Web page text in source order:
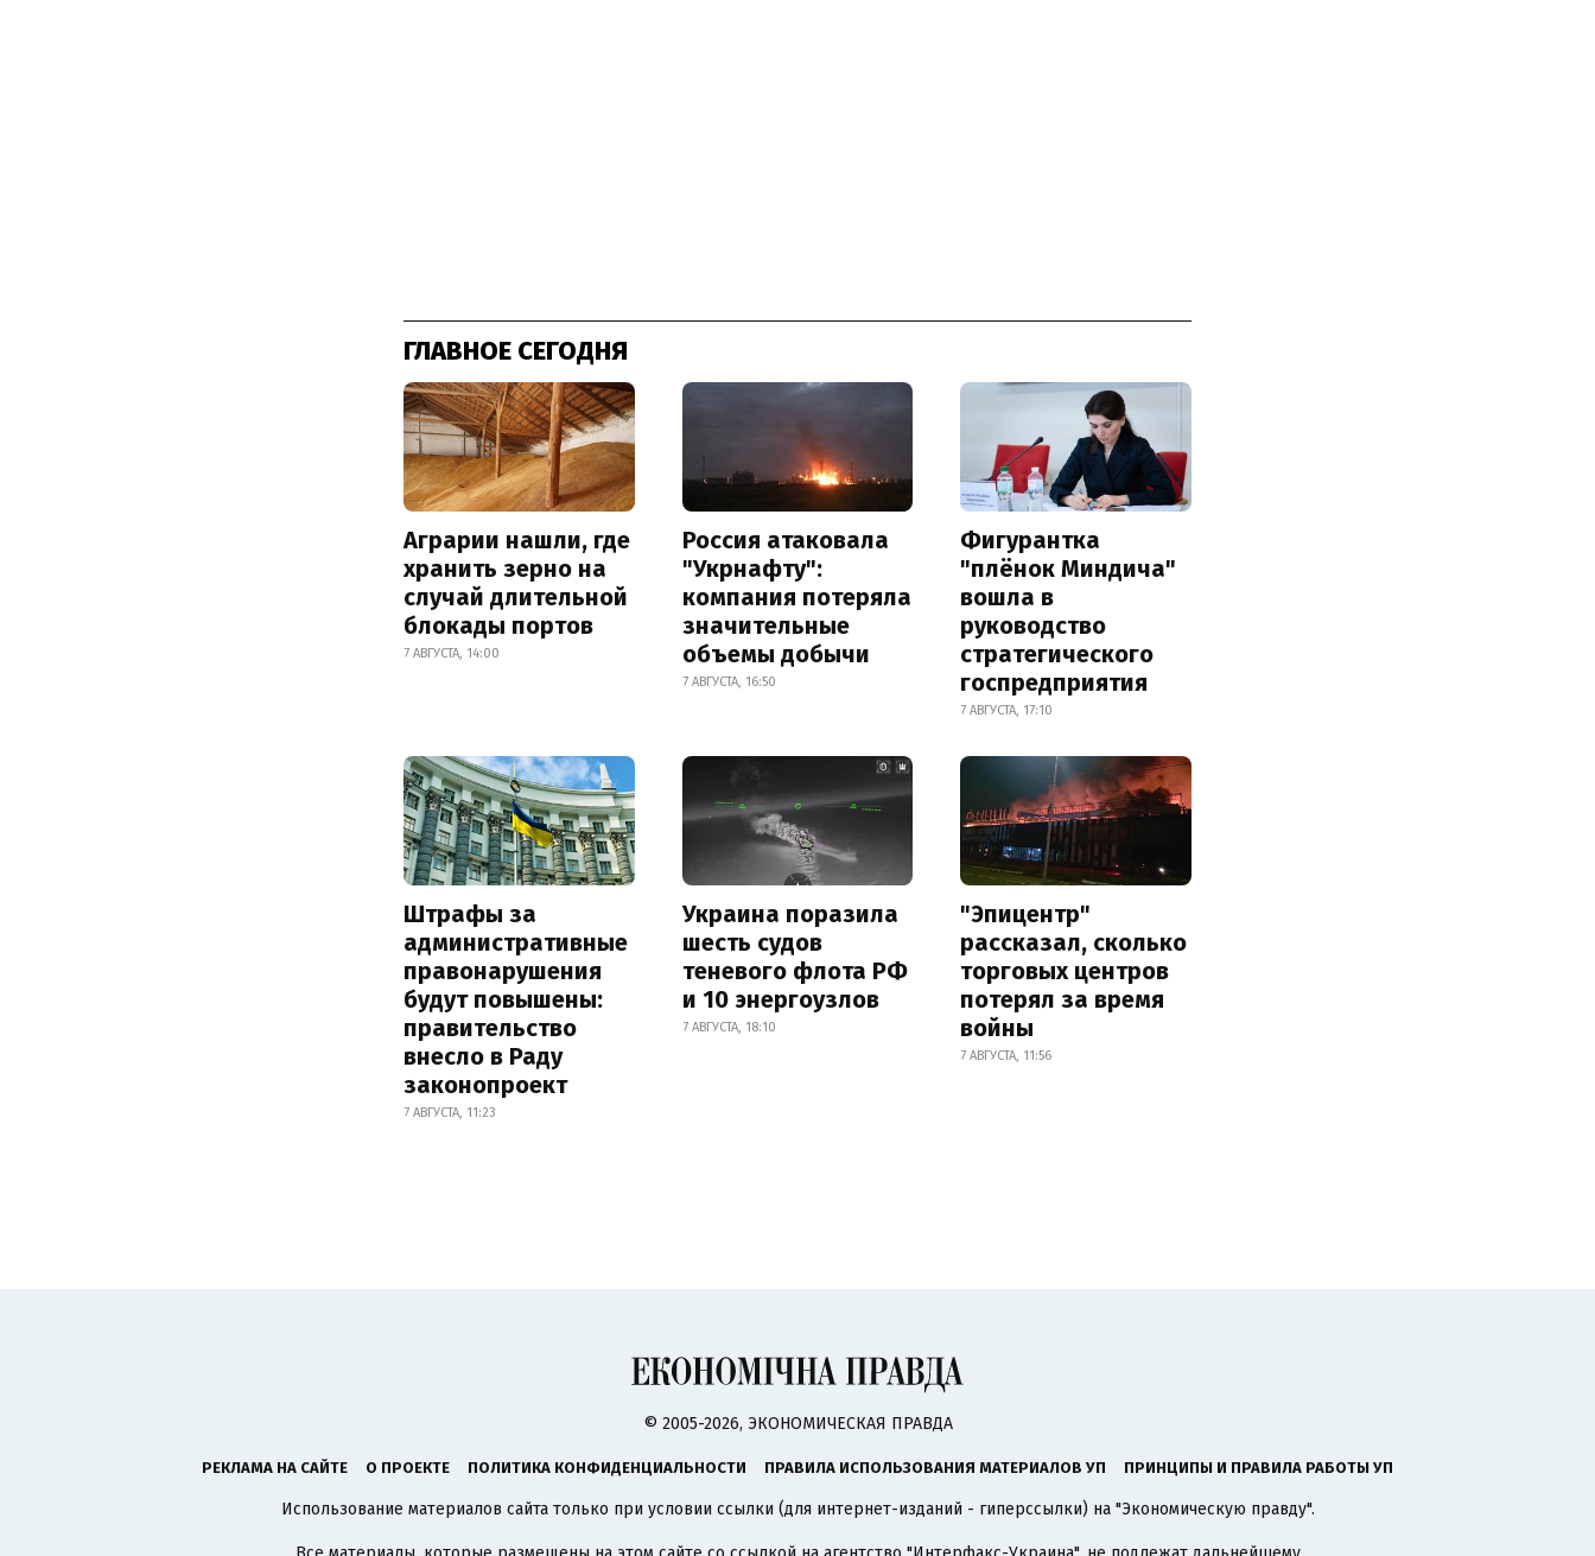
ГЛАВНОЕ СЕГОДНЯ
Аграрии нашли, где
хранить зерно на
случай длительной
блокады портов
7 АВГУСТА, 14:00
Россия атаковала
"Укрнафту":
компания потеряла
значительные
объемы добычи
7 АВГУСТА, 16:50
Фигурантка
"плёнок Миндича"
вошла в
руководство
стратегического
госпредприятия
7 АВГУСТА, 17:10
Штрафы за
административные
правонарушения
будут повышены:
правительство
внесло в Раду
законопроект
7 АВГУСТА, 11:23
Украина поразила
шесть судов
теневого флота РФ
и 10 энергоузлов
7 АВГУСТА, 18:10
"Эпицентр"
рассказал, сколько
торговых центров
потерял за время
войны
7 АВГУСТА, 11:56
© 2005-2026, ЭКОНОМИЧЕСКАЯ ПРАВДА
РЕКЛАМА НА САЙТЕ О ПРОЕКТЕ ПОЛИТИКА КОНФИДЕНЦИАЛЬНОСТИ ПРАВИЛА ИСПОЛЬЗОВАНИЯ МАТЕРИАЛОВ УП ПРИНЦИПЫ И ПРАВИЛА РАБОТЫ УП
Использование материалов сайта только при условии ссылки (для интернет-изданий - гиперссылки) на "Экономическую правду".